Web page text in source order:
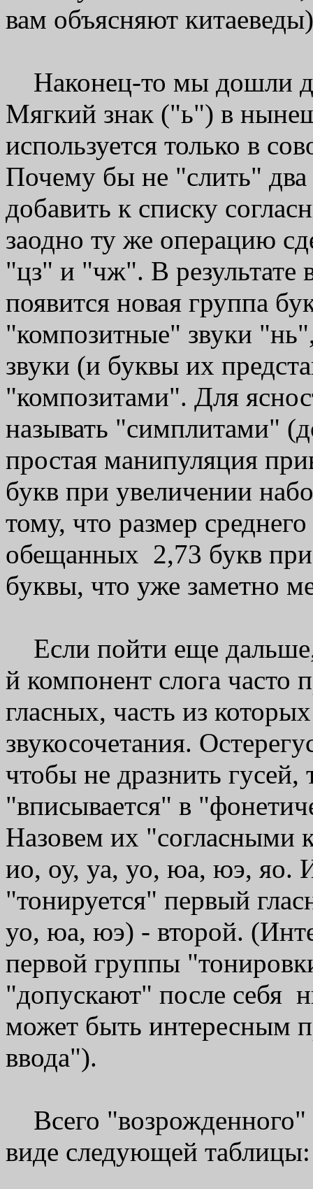
вам объясняют
Наконец-то мы дошли
Мягкий знак ("ь") в
используется только в
Почему бы не "слить" два
добавить к списку
заодно ту же операцию
"цз" и "чж". В результате
появится новая группа
"композитные" звуки
звуки (и буквы их
"композитами". Для
называть "симплитами"
простая манипуляция
букв при увеличении
тому, что размер
обещанных 2,73 букв
буквы, что уже заметно
Если пойти еще
й компонент слога часто
гласных, часть из
звукосочетания.
чтобы не дразнить гусей,
"вписывается" в
Назовем их "согласными
ио, оу, уа, уо, юа, юэ, яо.
"тонируется" первый
уо, юа, юэ) - второй.
первой группы
"допускают" после себя
может быть интересным
ввода").
Всего "возрожденного"
виде следующей таблицы: